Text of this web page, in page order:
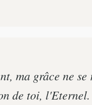
ma grâce ne
de toi, l'Eternel.